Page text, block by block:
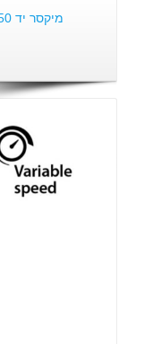
מיקסר יד 350 ליטר DYNAMIC SMX800E